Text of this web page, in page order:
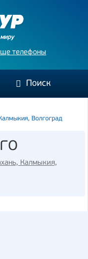
телефоны
Поиск
Волгоград
Калмыкия,